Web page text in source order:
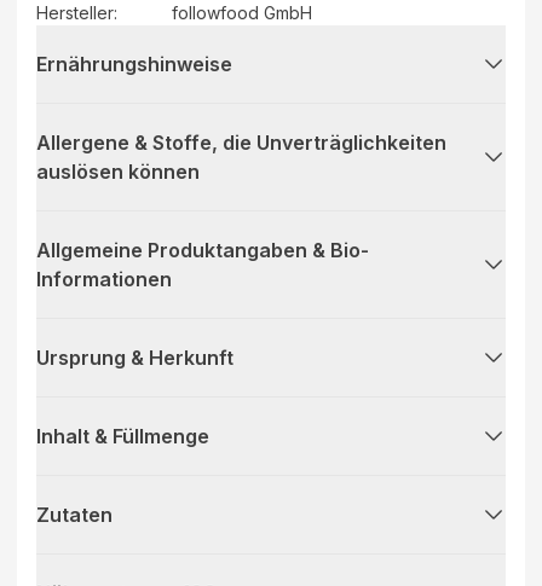
Hersteller: followfood GmbH
Ernährungshinweise
Allergene & Stoffe, die Unverträglichkeiten
auslösen können
Allgemeine Produktangaben & Bio-
Informationen
Ursprung & Herkunft
Inhalt & Füllmenge
Zutaten